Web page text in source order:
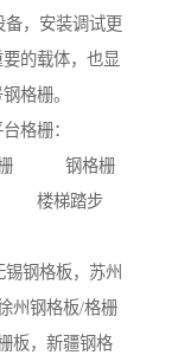
，安装调试更
的载体，也显
格栅。
格栅：
栅 钢格栅
梯踏步
钢格板，苏州
州钢格板/格栅
板，新疆钢格